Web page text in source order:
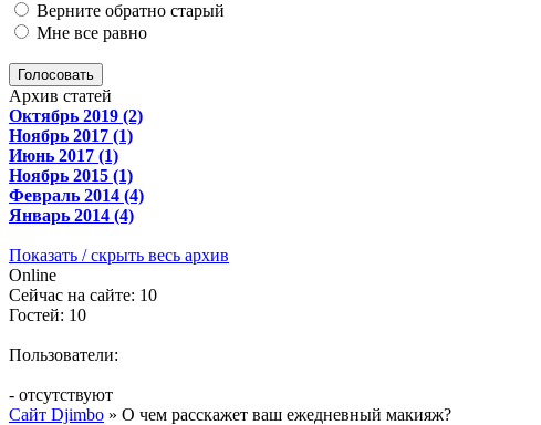
Верните обратно старый
Мне все равно
Голосовать
Архив статей
Октябрь 2019 (2)
Ноябрь 2017 (1)
Июнь 2017 (1)
Ноябрь 2015 (1)
Февраль 2014 (4)
Январь 2014 (4)
Показать / скрыть весь архив
Online
Сейчас на сайте: 10
Гостей: 10
Пользователи:
- отсутствуют
Сайт Djimbo » О чем расскажет ваш ежедневный макияж?